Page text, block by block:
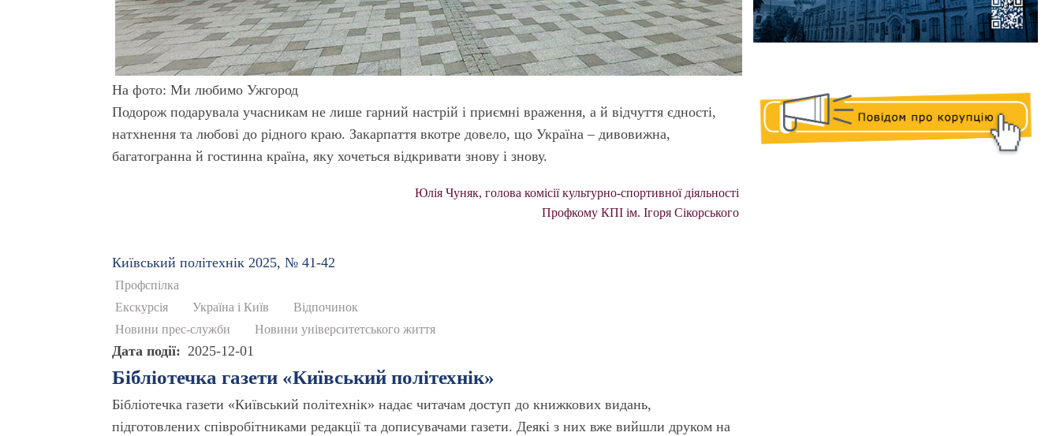
На фото: Ми любимо Ужгород
Подорож подарувала учасникам не лише гарний настрій і приємні враження, а й відчуття єдності,
натхнення та любові до рідного краю. Закарпаття вкотре довело, що Україна – дивовижна,
багатогранна й гостинна країна, яку хочеться відкривати знову і знову.
Юлія Чуняк, голова комісії культурно-спортивної діяльності
Профкому КПІ ім. Ігоря Сікорського
Київський полiтехнiк 2025, № 41-42
Профспілка
Екскурсія
Україна і Київ
Відпочинок
Новини прес-служби
Новини університетського життя
Дата події 2025-12-01
Бібліотечка газети «Київський політехнік»
Бібліотечка газети «Київський політехнік» надає читачам доступ до книжкових видань,
підготовлених співробітниками редакції та дописувачами газети. Деякі з них вже вийшли друком на